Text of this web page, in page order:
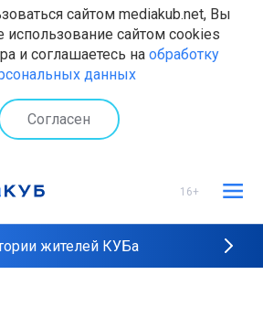
сайтом mediakub.net, Вы
использование сайтом cookies
и соглашаетесь на обработку
данных
Согласен
16+
жителей КУБа